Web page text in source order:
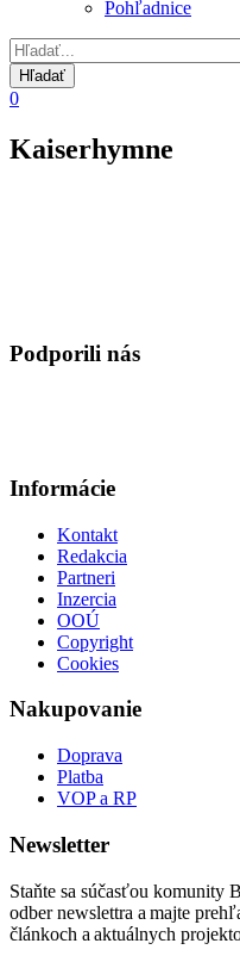
Pohľadnice
0
Kaiserhymne
Podporili nás
Informácie
Kontakt
Redakcia
Partneri
Inzercia
OOÚ
Copyright
Cookies
Nakupovanie
Doprava
Platba
VOP a RP
Newsletter
Staňte sa súčasťou komunity
odber newslettra a majte
článkoch a aktuálnych